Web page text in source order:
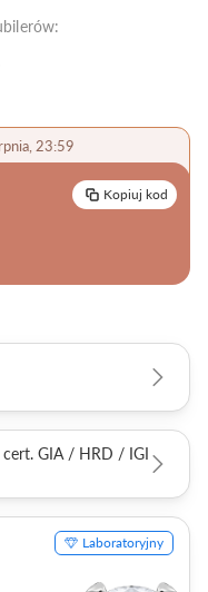
23:59
Kopiuj kod
GIA / HRD / IGI
Laboratoryjny